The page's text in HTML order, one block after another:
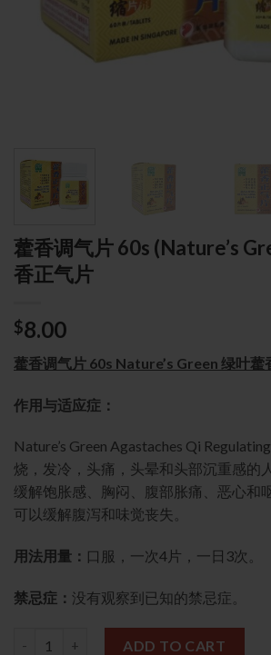
藿香调气片 60s (Nature’s
香正气片
$8.00
藿香调气片 60s Nature’s Green 绿叶藿
作用与适应症：
Nature’s Green Agastaches Qi
烧，发冷，头痛，头晕和头部沉重感的
缓解饱胀感、胸闷、腹部胀痛、恶心和
可以缓解腹泻和味觉丧失。
用法用量： 口服，一次4片，一日3次。
禁忌症： 没有观察到已知的禁忌症。
ADD TO CART